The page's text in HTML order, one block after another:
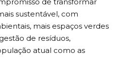
sustentável, com
mais espaços verdes
de resíduos,
atual como as